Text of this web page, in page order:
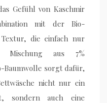
Gefühl von Kaschmir
mit der Bio-
die einfach nur
Mischung aus 7%
Baumwolle sorgt dafür,
nicht nur ein
sondern auch eine